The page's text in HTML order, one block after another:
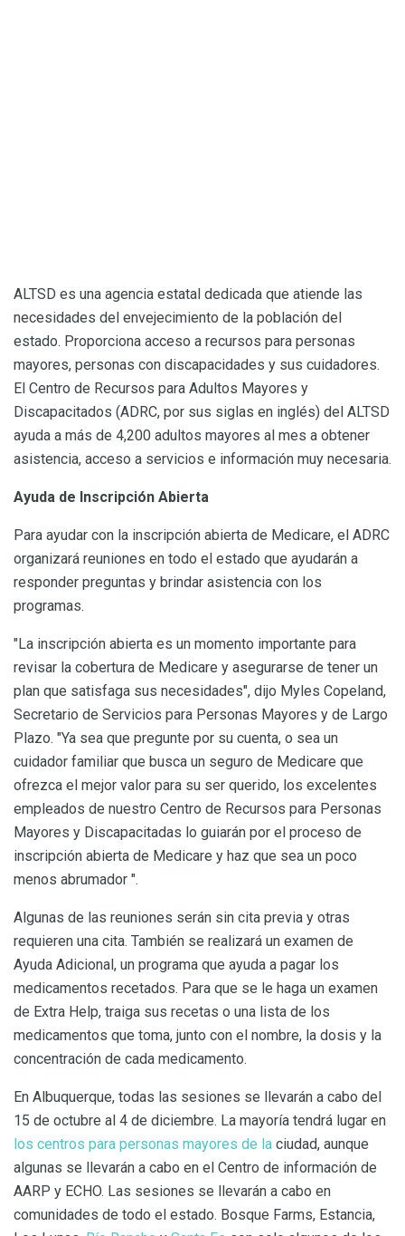
ALTSD es una agencia estatal dedicada que atiende las
necesidades del envejecimiento de la población del
estado. Proporciona acceso a recursos para personas
mayores, personas con discapacidades y sus cuidadores.
El Centro de Recursos para Adultos Mayores y
Discapacitados (ADRC, por sus siglas en inglés) del ALTSD
ayuda a más de 4,200 adultos mayores al mes a obtener
asistencia, acceso a servicios e información muy necesaria.
Ayuda de Inscripción Abierta
Para ayudar con la inscripción abierta de Medicare, el ADRC
organizará reuniones en todo el estado que ayudarán a
responder preguntas y brindar asistencia con los
programas.
"La inscripción abierta es un momento importante para
revisar la cobertura de Medicare y asegurarse de tener un
plan que satisfaga sus necesidades", dijo Myles Copeland,
Secretario de Servicios para Personas Mayores y de Largo
Plazo. "Ya sea que pregunte por su cuenta, o sea un
cuidador familiar que busca un seguro de Medicare que
ofrezca el mejor valor para su ser querido, los excelentes
empleados de nuestro Centro de Recursos para Personas
Mayores y Discapacitadas lo guiarán por el proceso de
inscripción abierta de Medicare y haz que sea un poco
menos abrumador ".
Algunas de las reuniones serán sin cita previa y otras
requieren una cita. También se realizará un examen de
Ayuda Adicional, un programa que ayuda a pagar los
medicamentos recetados. Para que se le haga un examen
de Extra Help, traiga sus recetas o una lista de los
medicamentos que toma, junto con el nombre, la dosis y la
concentración de cada medicamento.
En Albuquerque, todas las sesiones se llevarán a cabo del
15 de octubre al 4 de diciembre. La mayoría tendrá lugar en
los centros para personas mayores de la ciudad, aunque
algunas se llevarán a cabo en el Centro de información de
AARP y ECHO. Las sesiones se llevarán a cabo en
comunidades de todo el estado. Bosque Farms, Estancia,